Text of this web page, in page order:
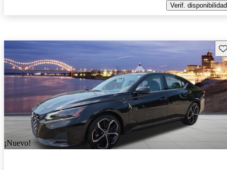
Verif. disponibilidad
¡Nuevo!